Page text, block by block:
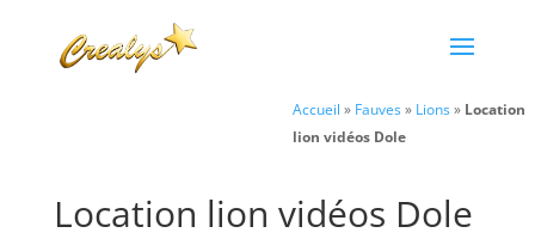
Accueil » Fauves» Lions» Location
lion vidéos Dole
Location lion vidéos Dole